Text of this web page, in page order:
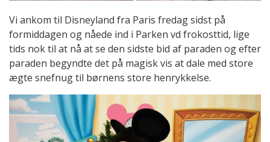
Vi ankom til Disneyland fra Paris fredag sidst på
formiddagen og nåede ind i Parken vd frokosttid, lige
tids nok til at nå at se den sidste bid af paraden og efter
paraden begyndte det på magisk vis at dale med store
ægte snefnug til børnens store henrykkelse.